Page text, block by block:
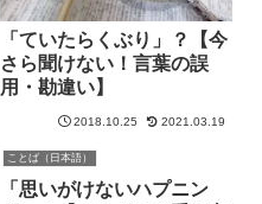
「ていたらくぶり」？【今
さら聞けない！言葉の誤
用・勘違い】
2018.10.25 2021.03.19
ことば（日本語）
「思いがけないハプニン